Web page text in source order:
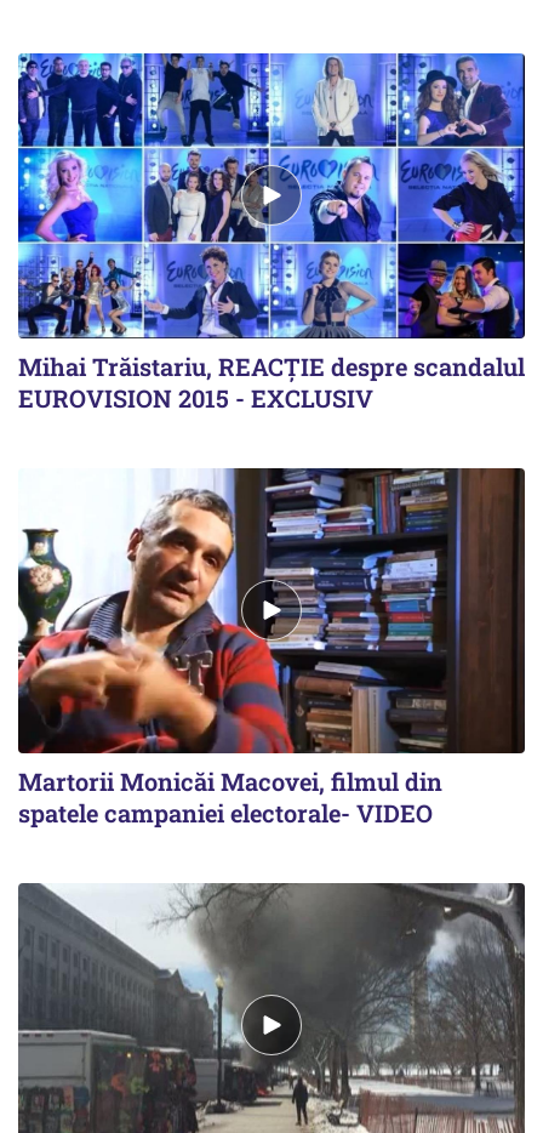
Mihai Trăistariu, REACȚIE despre scandalul
EUROVISION 2015 - EXCLUSIV
Martorii Monicăi Macovei, filmul din
spatele campaniei electorale- VIDEO